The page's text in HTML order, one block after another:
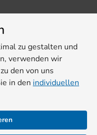
zu gestalten und
verwenden wir
den von uns
in den individuellen